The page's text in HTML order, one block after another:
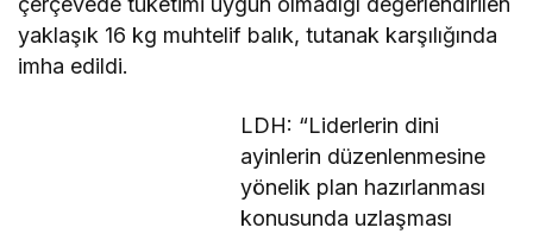
yaklaşık 16 kg muhtelif balık, tutanak karşılığında
imha edildi.
LDH: “Liderlerin dini
ayinlerin düzenlenmesine
yönelik plan hazırlanması
konusunda uzlaşması